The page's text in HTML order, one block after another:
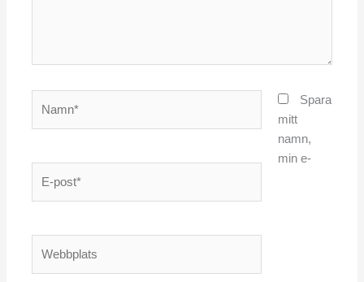
post*
Spara
mitt
namn,
min e-